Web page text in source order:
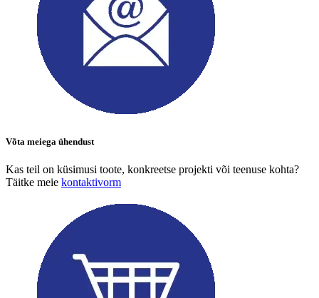
Võta meiega ühendust
Kas teil on küsimusi toote, konkreetse projekti või teenuse kohta?
Täitke meie kontaktivorm